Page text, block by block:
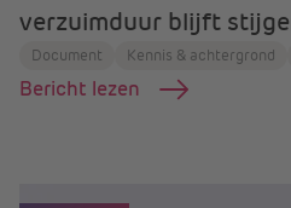
verzuimduur blijft
Document Kennis & achtergrond
Bericht lezen